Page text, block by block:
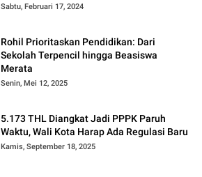
Sabtu, Februari 17, 2024
Rohil Prioritaskan Pendidikan: Dari
Sekolah Terpencil hingga Beasiswa
Merata
Senin, Mei 12, 2025
5.173 THL Diangkat Jadi PPPK Paruh
Waktu, Wali Kota Harap Ada Regulasi Baru
Kamis, September 18, 2025